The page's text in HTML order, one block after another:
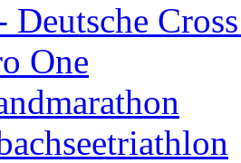
Deutsche
One